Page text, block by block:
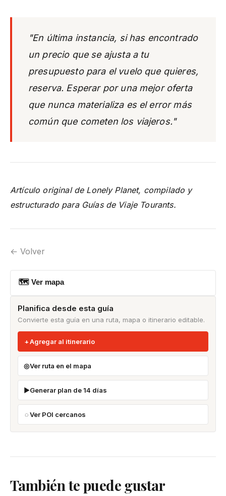
"En última instancia, si has encontrado
un precio que se ajusta a tu
presupuesto para el vuelo que quieres,
reserva. Esperar por una mejor oferta
que nunca materializa es el error más
común que cometen los viajeros."
Artículo original de Lonely Planet, compilado y
estructurado para Guías de Viaje Tourants.
← Volver
🗺 Ver mapa
Planifica desde esta guía
Convierte esta guía en una ruta, mapa o itinerario editable.
Agregar al itinerario
Ver ruta en el mapa
Generar plan de 14 días
Ver POI cercanos
También te puede gustar